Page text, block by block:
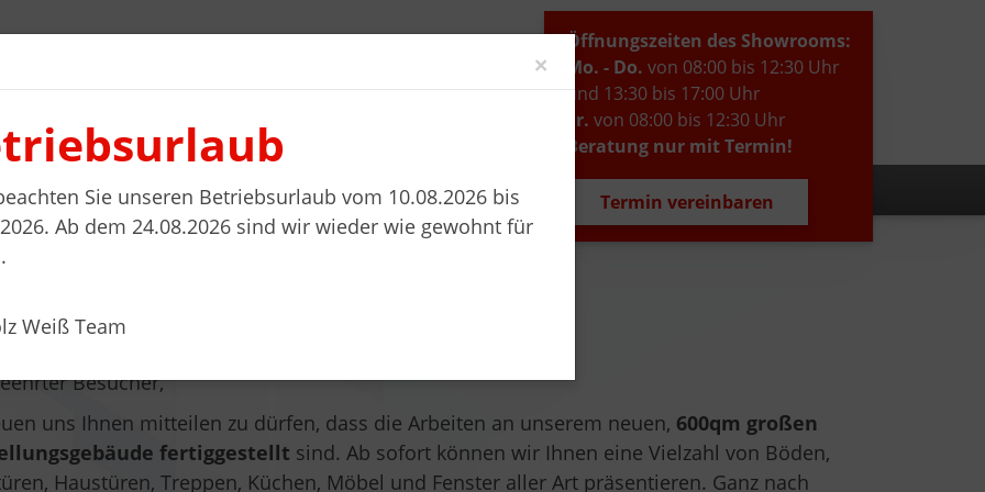
Öffnungszeiten des Showrooms:
Mo. - Do. von 08:00 bis 12:30 Uhr
und 13:30 bis 17:00 Uhr
Fr. von 08:00 bis 12:30 Uhr
Beratung nur mit Termin!
Termin vereinbaren
planen Wohnwelten Stellenanzeigen Kontakt
Besucher,
uns Ihnen mitteilen zu dürfen, dass die Arbeiten an unserem neuen, 600qm großen
fertiggestellt sind. Ab sofort können wir Ihnen eine Vielzahl von Böden,
Haustüren, Treppen, Küchen, Möbel und Fenster aller Art präsentieren. Ganz nach
× Close
Sie unseren Betriebsurlaub vom 10.08.2026 bis
Ab dem 24.08.2026 sind wir wieder wie gewohnt für
Weiß Team